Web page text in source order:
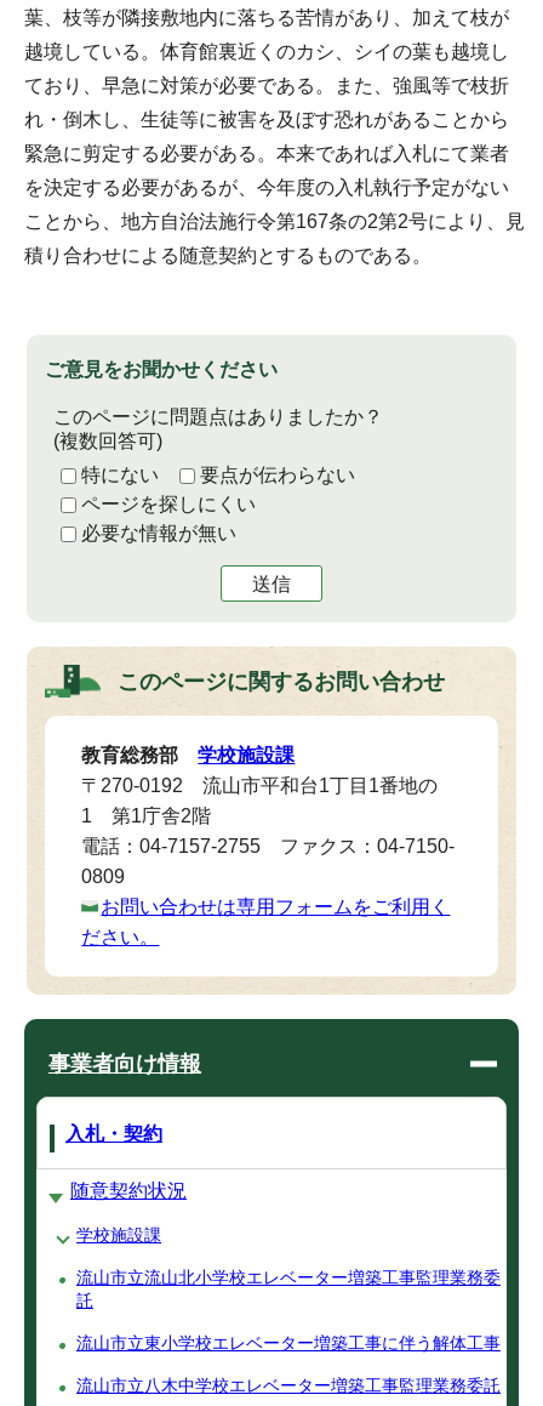
葉、枝等が隣接敷地内に落ちる苦情があり、加えて枝が
越境している。体育館裏近くのカシ、シイの葉も越境し
ており、早急に対策が必要である。また、強風等で枝折
れ・倒木し、生徒等に被害を及ぼす恐れがあることから
緊急に剪定する必要がある。本来であれば入札にて業者
を決定する必要があるが、今年度の入札執行予定がない
ことから、地方自治法施行令第167条の2第2号により、見
積り合わせによる随意契約とするものである。
ご意見をお聞かせください
このページに問題点はありましたか？
(複数回答可)
特にない
要点が伝わらない
ページを探しにくい
必要な情報が無い
送信
このページに関するお問い合わせ
教育総務部学校施設課
〒270-0192 流山市平和台1丁目1番地の
1 第1庁舎2階
電話：04-7157-2755 ファクス：04-7150-
0809
お問い合わせは専用フォームをご利用く
ださい。
事業者向け情報
入札・契約
随意契約状況
学校施設課
流山市立流山北小学校エレベーター増築工事監理業務委
託
流山市立東小学校エレベーター増築工事に伴う解体工事
流山市立八木中学校エレベーター増築工事監理業務委託